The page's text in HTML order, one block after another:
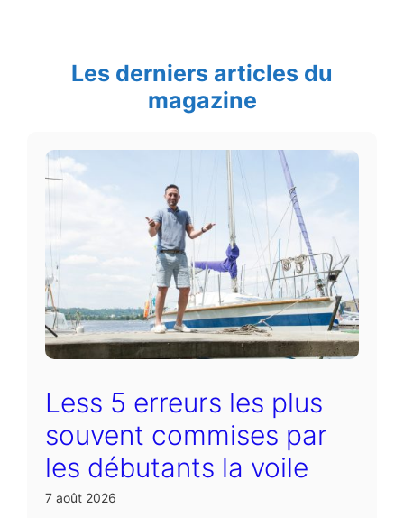
Les derniers articles du
magazine
Less 5 erreurs les plus
souvent commises par
les débutants la voile
7 août 2026